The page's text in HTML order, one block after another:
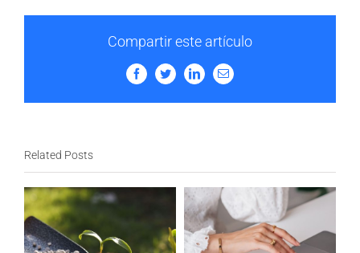
Compartir este artículo
FacebookTwitterLinkedInEmail
Related Posts